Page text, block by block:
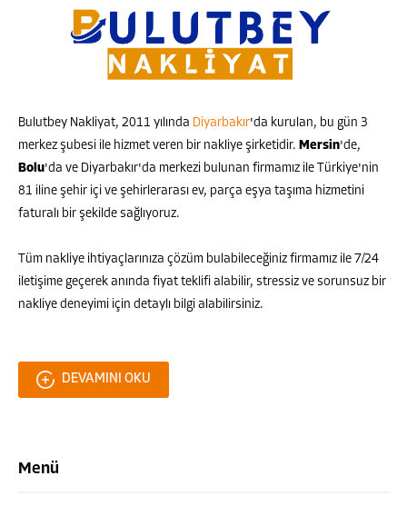
Bulutbey Nakliyat, 2011 yılında Diyarbakır'da kurulan, bu gün 3
merkez şubesi ile hizmet veren bir nakliye şirketidir. Mersin'de,
Bolu'da ve Diyarbakır'da merkezi bulunan firmamız ile Türkiye'nin
81 iline şehir içi ve şehirlerarası ev, parça eşya taşıma hizmetini
faturalı bir şekilde sağlıyoruz.
Tüm nakliye ihtiyaçlarınıza çözüm bulabileceğiniz firmamız ile 7/24
iletişime geçerek anında fiyat teklifi alabilir, stressiz ve sorunsuz bir
nakliye deneyimi için detaylı bilgi alabilirsiniz.
DEVAMINI OKU
Menü